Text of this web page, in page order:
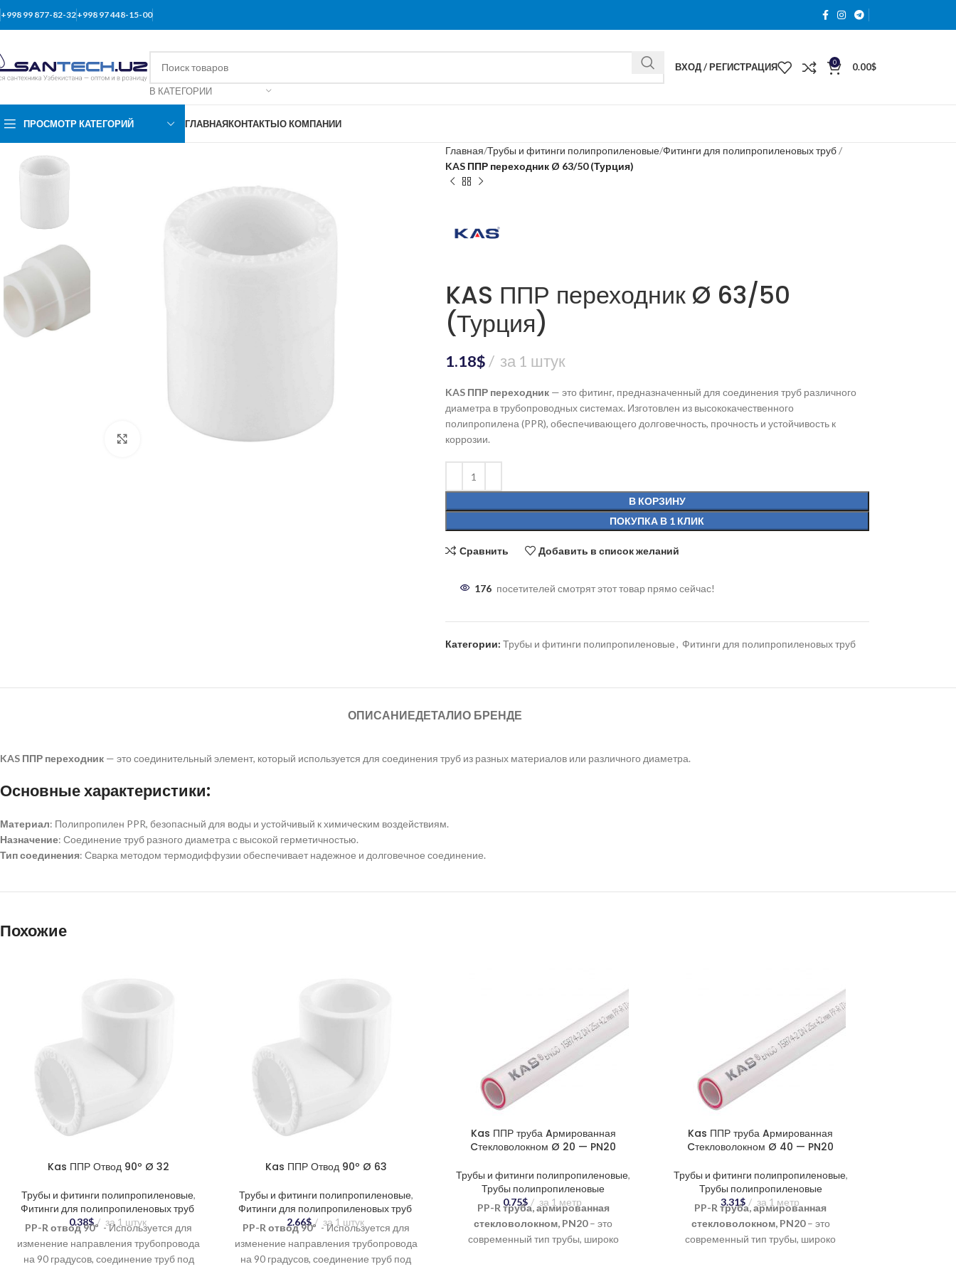
+998 99 877-82-32+998 97 448-15-00
В КАТЕГОРИИ
ВХОД / РЕГИСТРАЦИЯ 0 0.00$
ПРОСМОТР КАТЕГОРИЙ ГЛАВНАЯКОНТАКТЫО КОМПАНИИ
Нажмите, чтобы увеличить
Главная Трубы и фитинги полипропиленовые Фитинги для полипропиленовых труб
KAS ППР переходник Ø 63/50 (Турция)
KAS ППР переходник Ø 63/50
(Турция)
1.18$ за 1 штук
KAS ППР переходник — это фитинг, предназначенный для соединения труб различного
диаметра в трубопроводных системах. Изготовлен из высококачественного
полипропилена (PPR), обеспечивающего долговечность, прочность и устойчивость к
коррозии.
В КОРЗИНУ
ПОКУПКА В 1 КЛИК
Сравнить Добавить в список желаний
176 посетителей смотрят этот товар прямо сейчас!
Категории: Трубы и фитинги полипропиленовые, Фитинги для полипропиленовых труб
ОПИСАНИЕДЕТАЛИО БРЕНДЕ
KAS ППР переходник — это соединительный элемент, который используется для соединения труб из разных материалов или различного диаметра.
Основные характеристики:
Материал: Полипропилен PPR, безопасный для воды и устойчивый к химическим воздействиям.
Назначение: Соединение труб разного диаметра с высокой герметичностью.
Тип соединения: Сварка методом термодиффузии обеспечивает надежное и долговечное соединение.
Похожие
Kas ППР Отвод 90º Ø 32
Трубы и фитинги полипропиленовые,
Фитинги для полипропиленовых труб
0.38$ за 1 штук
PP-R отвод 90º - Используется для
изменение направления трубопровода
на 90 градусов, соединение труб под
Kas ППР Отвод 90º Ø 63
Трубы и фитинги полипропиленовые,
Фитинги для полипропиленовых труб
2.66$ за 1 штук
PP-R отвод 90º - Используется для
изменение направления трубопровода
на 90 градусов, соединение труб под
Kas ППР труба Aрмированная
Cтекловолокном Ø 20 — PN20
Трубы и фитинги полипропиленовые,
Трубы полипропиленовые
0.75$ за 1 метр
PP-R труба, армированная
стекловолокном, PN20– это
современный тип трубы, широко
Kas ППР труба Aрмированная
Cтекловолокном Ø 40 — PN20
Трубы и фитинги полипропиленовые,
Трубы полипропиленовые
3.31$ за 1 метр
PP-R труба, армированная
стекловолокном, PN20– это
современный тип трубы, широко